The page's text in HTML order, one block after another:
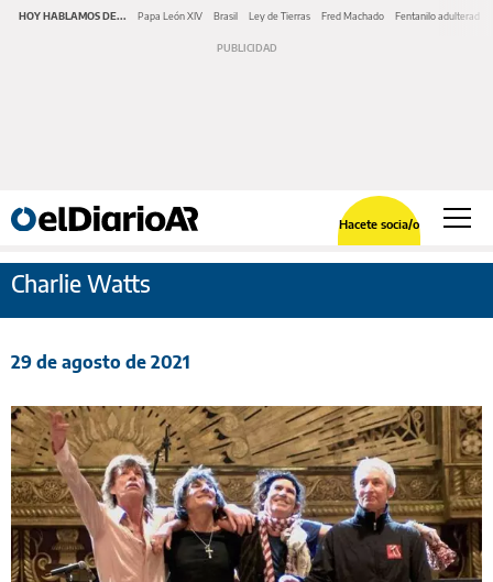
HOY HABLAMOS DE... Papa León XIV Brasil Ley de Tierras Fred Machado Fentanilo adulterado
Hacete socia/o
Charlie Watts
29 de agosto de 2021